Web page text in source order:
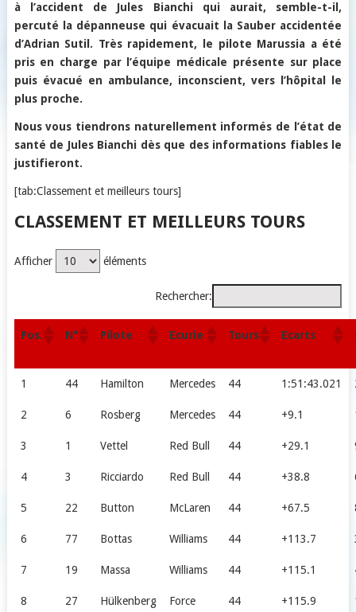
à l’accident de Jules Bianchi qui aurait, semble-t-il,
percuté la dépanneuse qui évacuait la Sauber accidentée
d’Adrian Sutil. Très rapidement, le pilote Marussia a été
pris en charge par l’équipe médicale présente sur place
puis évacué en ambulance, inconscient, vers l’hôpital le
plus proche.
Nous vous tiendrons naturellement informés de l’état de
santé de Jules Bianchi dès que des informations fiables le
justifieront.
[tab:Classement et meilleurs tours]
CLASSEMENT ET MEILLEURS TOURS
Afficher éléments
Rechercher:
Pos. N° Pilote Ecurie Tours Ecarts
1 44 Hamilton Mercedes 44 1:51:43.021
2 6 Rosberg Mercedes 44 +9.1
3 1 Vettel Red Bull 44 +29.1
4 3 Ricciardo Red Bull 44 +38.8
5 22 Button McLaren 44 +67.5
6 77 Bottas Williams 44 +113.7
7 19 Massa Williams 44 +115.1
8 27 Hülkenberg
Force
44 +115.9